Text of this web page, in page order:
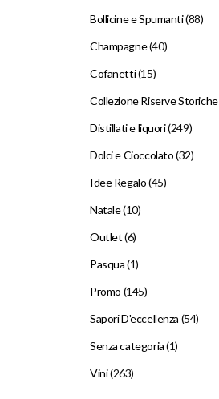
Bollicine e Spumanti(88)
Champagne(40)
Cofanetti(15)
Collezione Riserve Storiche
Distillati e liquori(249)
Dolci e Cioccolato(32)
Idee Regalo(45)
Natale(10)
Outlet(6)
Pasqua(1)
Promo (145)
Sapori D'eccellenza (54)
Senza categoria(1)
Vini(263)